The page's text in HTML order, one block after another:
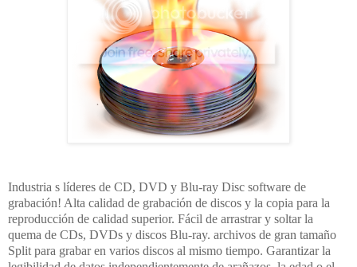
Industria s líderes de CD, DVD y Blu-ray Disc software de
grabación! Alta calidad de grabación de discos y la copia para la
reproducción de calidad superior. Fácil de arrastrar y soltar la
quema de CDs, DVDs y discos Blu-ray. archivos de gran tamaño
Split para grabar en varios discos al mismo tiempo. Garantizar la